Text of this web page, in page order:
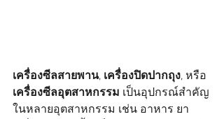
เครื่องซีลสายพาน, เครื่องปิดปากถุง, หรือ
เครื่องซีลอุตสาหกรรม เป็นอุปกรณ์สำคัญ
ในหลายอุตสาหกรรม เช่น อาหาร ยา